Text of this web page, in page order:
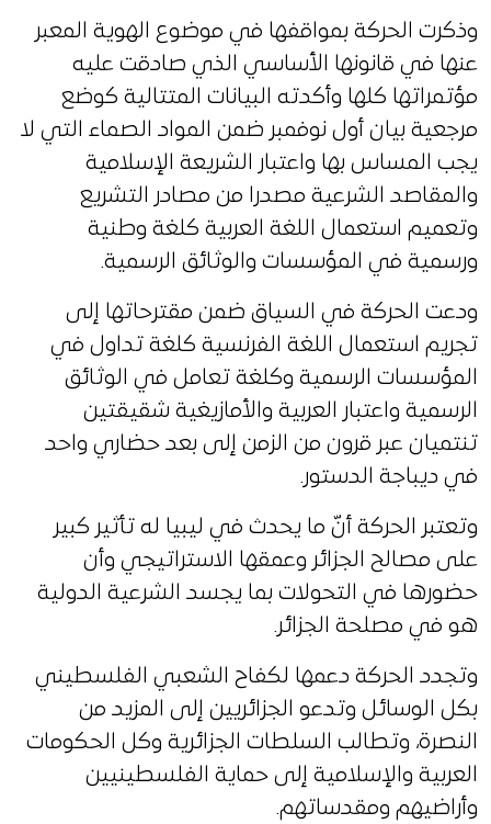
وذكرت الحركة بمواقفها في موضوع الهوية المعبر
عنها في قانونها الأساسي الذي صادقت عليه
مؤتمراتها كلها وأكدته البيانات المتتالية كوضع
مرجعية بيان أول نوفمبر ضمن المواد الصماء التي لا
يجب المساس بها واعتبار الشريعة الإسلامية
والمقاصد الشرعية مصدرا من مصادر التشريع
وتعميم استعمال اللغة العربية كلغة وطنية
ورسمية في المؤسسات والوثائق الرسمية.
ودعت الحركة في السياق ضمن مقترحاتها إلى
تجريم استعمال اللغة الفرنسية كلغة تداول في
المؤسسات الرسمية وكلغة تعامل في الوثائق
الرسمية واعتبار العربية والأمازيغية شقيقتين
تنتميان عبر قرون من الزمن إلى بعد حضاري واحد
في ديباجة الدستور.
وتعتبر الحركة أنّ ما يحدث في ليبيا له تأثير كبير
على مصالح الجزائر وعمقها الاستراتيجي وأن
حضورها في التحولات بما يجسد الشرعية الدولية
هو في مصلحة الجزائر.
وتجدد الحركة دعمها لكفاح الشعبي الفلسطيني
بكل الوسائل وتدعو الجزائريين إلى المزيد من
النصرة، وتطالب السلطات الجزائرية وكل الحكومات
العربية والإسلامية إلى حماية الفلسطينيين
وأراضيهم ومقدساتهم.